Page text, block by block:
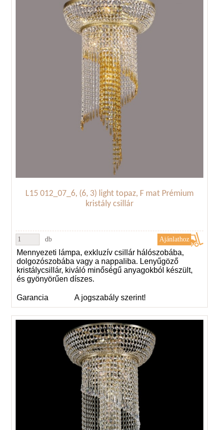
L15 012_07_6, (6, 3) light topaz, F mat Prémium
kristály csillár
db
Mennyezeti lámpa, exkluzív csillár hálószobába,
dolgozószobába vagy a nappaliba. Lenyűgöző
kristálycsillár, kiváló minőségű anyagokból készült,
és gyönyörűen díszes.
Garancia A jogszabály szerint!